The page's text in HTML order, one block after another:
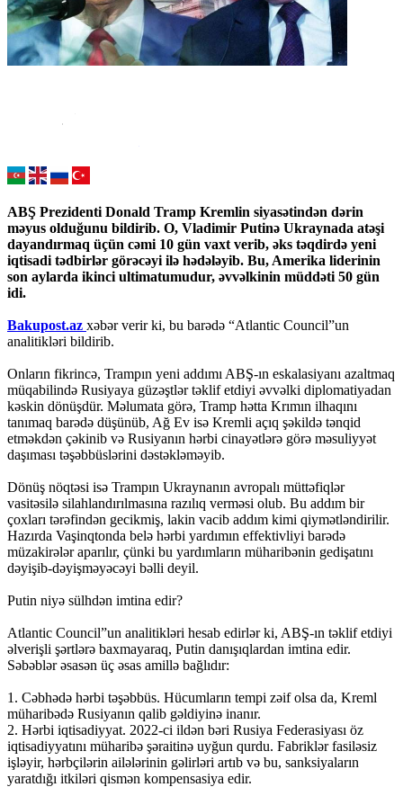
ABŞ Prezidenti Donald Tramp Kremlin siyasətindən dərin
məyus olduğunu bildirib. O, Vladimir Putinə Ukraynada atəşi
dayandırmaq üçün cəmi 10 gün vaxt verib, əks təqdirdə yeni
iqtisadi tədbirlər görəcəyi ilə hədələyib. Bu, Amerika liderinin
son aylarda ikinci ultimatumudur, əvvəlkinin müddəti 50 gün
idi.
Bakupost.az xəbər verir ki, bu barədə “Atlantic Council”un
analitikləri bildirib.
Onların fikrincə, Trampın yeni addımı ABŞ-ın eskalasiyanı azaltmaq
müqabilində Rusiyaya güzəştlər təklif etdiyi əvvəlki diplomatiyadan
kəskin dönüşdür. Məlumata görə, Tramp hətta Krımın ilhaqını
tanımaq barədə düşünüb, Ağ Ev isə Kremli açıq şəkildə tənqid
etməkdən çəkinib və Rusiyanın hərbi cinayətlərə görə məsuliyyət
daşıması təşəbbüslərini dəstəkləməyib.
Dönüş nöqtəsi isə Trampın Ukraynanın avropalı müttəfiqlər
vasitəsilə silahlandırılmasına razılıq verməsi olub. Bu addım bir
çoxları tərəfindən gecikmiş, lakin vacib addım kimi qiymətləndirilir.
Hazırda Vaşinqtonda belə hərbi yardımın effektivliyi barədə
müzakirələr aparılır, çünki bu yardımların müharibənin gedişatını
dəyişib-dəyişməyəcəyi bəlli deyil.
Putin niyə sülhdən imtina edir?
Atlantic Council”un analitikləri hesab edirlər ki, ABŞ-ın təklif etdiyi
əlverişli şərtlərə baxmayaraq, Putin danışıqlardan imtina edir.
Səbəblər əsasən üç əsas amillə bağlıdır:
1. Cəbhədə hərbi təşəbbüs. Hücumların tempi zəif olsa da, Kreml
müharibədə Rusiyanın qalib gəldiyinə inanır.
2. Hərbi iqtisadiyyat. 2022-ci ildən bəri Rusiya Federasiyası öz
iqtisadiyyatını müharibə şəraitinə uyğun qurdu. Fabriklər fasiləsiz
işləyir, hərbçilərin ailələrinin gəlirləri artıb və bu, sanksiyaların
yaratdığı itkiləri qismən kompensasiya edir.